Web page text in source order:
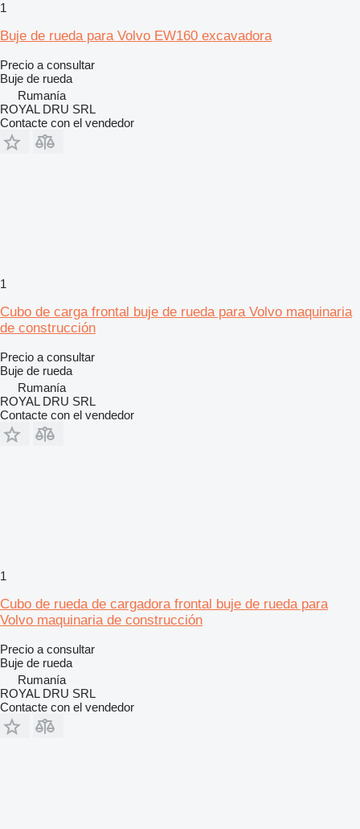
1
Buje de rueda para Volvo EW160 excavadora
Precio a consultar
Buje de rueda
Rumanía
ROYAL DRU SRL
Contacte con el vendedor
1
Cubo de carga frontal buje de rueda para Volvo maquinaria
de construcción
Precio a consultar
Buje de rueda
Rumanía
ROYAL DRU SRL
Contacte con el vendedor
1
Cubo de rueda de cargadora frontal buje de rueda para
Volvo maquinaria de construcción
Precio a consultar
Buje de rueda
Rumanía
ROYAL DRU SRL
Contacte con el vendedor